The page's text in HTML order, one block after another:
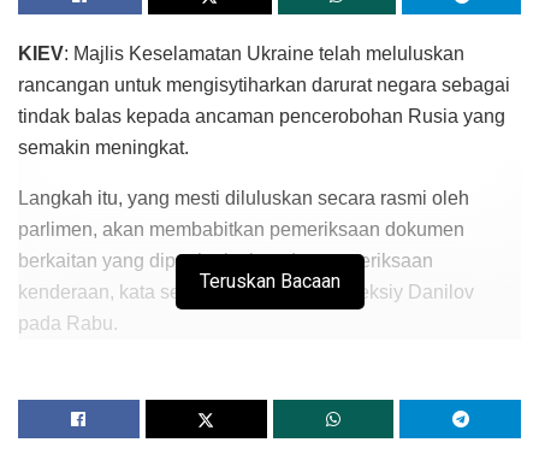
KIEV: Majlis Keselamatan Ukraine telah meluluskan
rancangan untuk mengisytiharkan darurat negara sebagai
tindak balas kepada ancaman pencerobohan Rusia yang
semakin meningkat.
Langkah itu, yang mesti diluluskan secara rasmi oleh
parlimen, akan membabitkan pemeriksaan dokumen
berkaitan yang dipertingkatkan dan pemeriksaan
kenderaan, kata setiausaha majlis itu Oleksiy Danilov
pada Rabu.
berlangsung selama 30 hari dan boleh dilanjutkan selama
30 hari lagi.
Teruskan Bacaan